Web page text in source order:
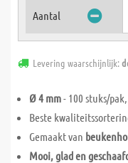
Aantal
Levering waarschijnlijk:
Ø 4 mm- 100 stuks/
Beste
Gemaakt van
Mooi, glad en